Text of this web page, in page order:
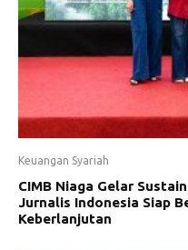
Keuangan Syariah
CIMB Niaga Gelar
Jurnalis Indonesia Siap
Keberlanjutan